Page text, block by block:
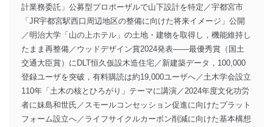
計業務委託」公募型プロポーザルで山下設計を特定／宇都宮市
「JR宇都宮駅西口周辺地区の整備に向けた将来イメージ」公開
／明治大学「山の上ホテル」の土地・建物を取得し，機能維持し
たまま再整備／ウッドデザイン賞2024発表――最優秀賞（国土
交通大臣賞）にDLT恒久仮設木造住宅／新建築データ，100,000
登録ユーザを突破，有料購読は約19,000ユーザへ／土木学会設立
110年「土木の核とひろがり」テーマに講演／2024年度文化功労
者に妹島和世氏／スモールコンセッション促進に向けたプラット
フォーム設立へ／ライフサイクルカーボン削減に向けた基本構想